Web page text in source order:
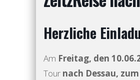
Herzliche
Am Freitag, den
Tour nach Dessau,